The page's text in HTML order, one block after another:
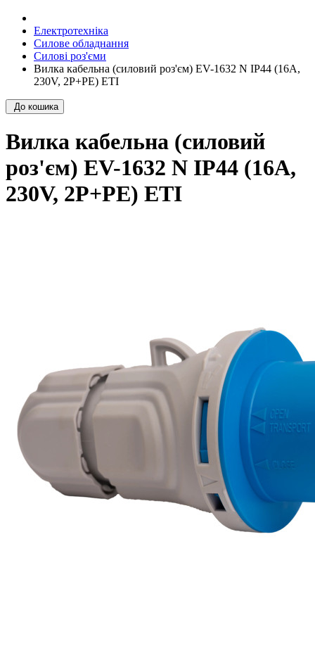
Електротехніка
Силове обладнання
Силові роз'єми
Вилка кабельна (силовий роз'єм) EV-1632 N IP44 (16A,
230V, 2P+PE) ETI
До кошика
Вилка кабельна (силовий
роз'єм) EV-1632 N IP44 (16A,
230V, 2P+PE) ETI